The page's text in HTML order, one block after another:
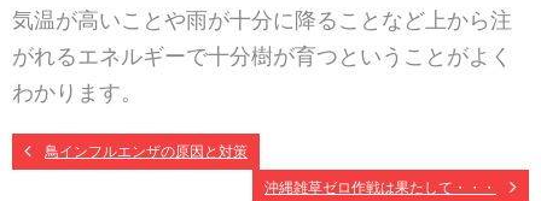
気温が高いことや雨が十分に降ることなど上から注
がれるエネルギーで十分樹が育つということがよく
わかります。
鳥インフルエンザの原因と対策
沖縄雑草ゼロ作戦は果たして・・・